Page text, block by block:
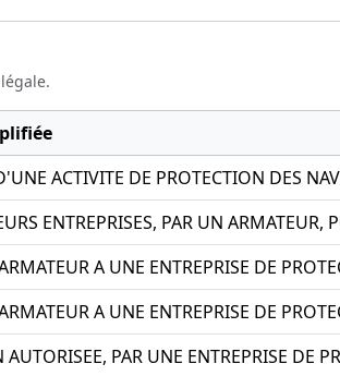
ACTIVITE DE PROTECTION DES
ENTREPRISES, PAR UN
A UNE ENTREPRISE DE
A UNE ENTREPRISE DE
PAR UNE ENTREPRISE DE